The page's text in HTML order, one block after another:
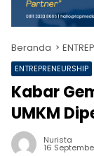
Beranda
ENTREPRENEURSHIP
Kabar
UMKM
Nurista
16